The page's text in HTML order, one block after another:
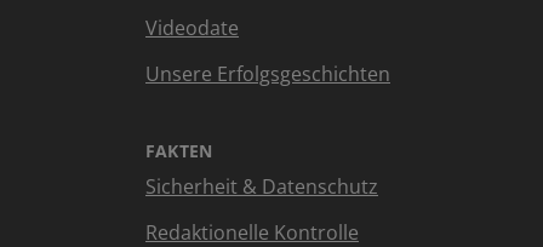
Videodate
Unsere Erfolgsgeschichten
FAKTEN
Sicherheit & Datenschutz
Redaktionelle Kontrolle